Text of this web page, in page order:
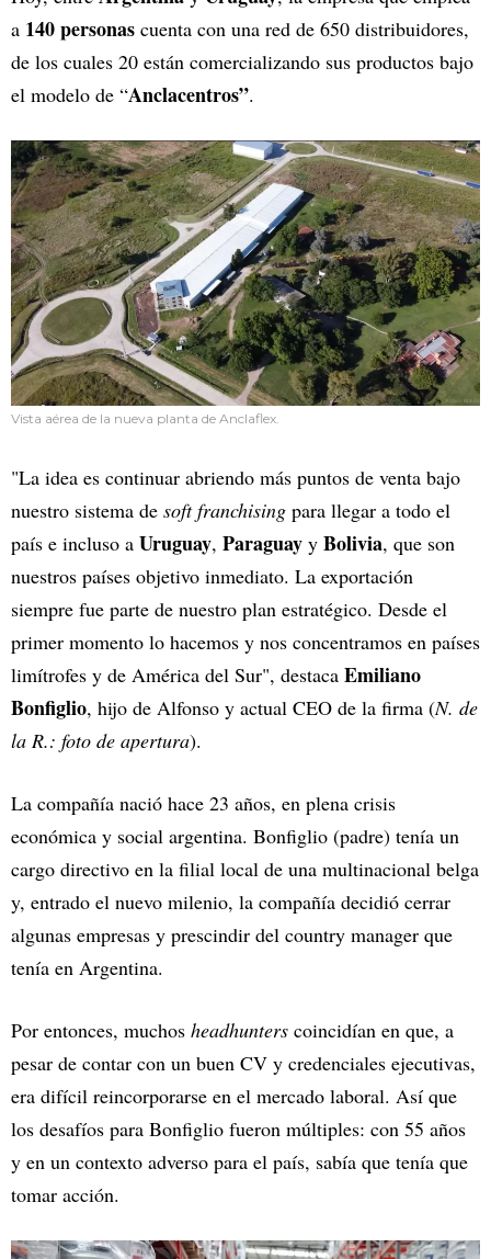
a 140 personas cuenta con una red de 650 distribuidores,
de los cuales 20 están comercializando sus productos bajo
el modelo de “Anclacentros”.
Vista aérea de la nueva planta de Anclaflex.
"La idea es continuar abriendo más puntos de venta bajo
nuestro sistema de soft franchising para llegar a todo el
país e incluso a Uruguay, Paraguay y Bolivia, que son
nuestros países objetivo inmediato. La exportación
siempre fue parte de nuestro plan estratégico. Desde el
primer momento lo hacemos y nos concentramos en países
limítrofes y de América del Sur", destaca Emiliano
Bonfiglio, hijo de Alfonso y actual CEO de la firma (N. de
la R.: foto de apertura).
La compañía nació hace 23 años, en plena crisis
económica y social argentina. Bonfiglio (padre) tenía un
cargo directivo en la filial local de una multinacional belga
y, entrado el nuevo milenio, la compañía decidió cerrar
algunas empresas y prescindir del country manager que
tenía en Argentina.
Por entonces, muchos headhunters coincidían en que, a
pesar de contar con un buen CV y credenciales ejecutivas,
era difícil reincorporarse en el mercado laboral. Así que
los desafíos para Bonfiglio fueron múltiples: con 55 años
y en un contexto adverso para el país, sabía que tenía que
tomar acción.